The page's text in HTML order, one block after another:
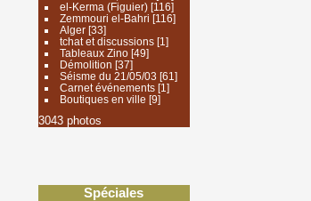
el-Kerma (Figuier)[116]
Zemmouri el-Bahri [116]
Alger[33]
tchat et discussions[1]
Tableaux Zino[49]
Démolition [37]
Séisme du 21/05/03 [61]
Carnet événements[1]
Boutiques en ville [9]
3043 photos
Spéciales